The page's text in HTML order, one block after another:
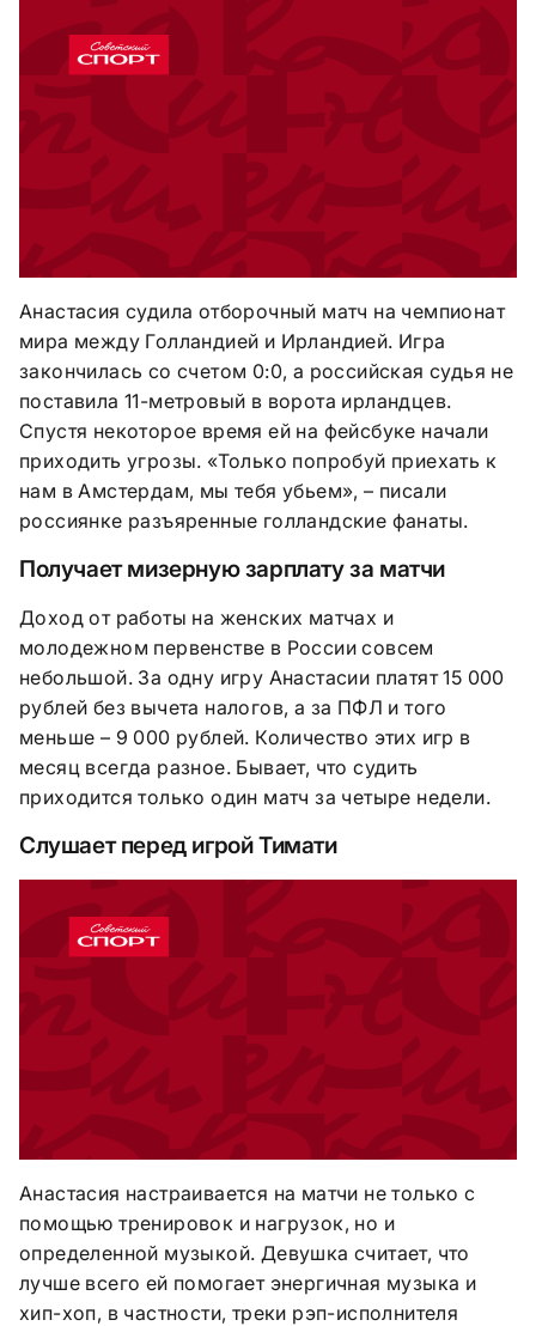
Анастасия судила отборочный матч на чемпионат
мира между Голландией и Ирландией. Игра
закончилась со счетом 0:0, а российская судья не
поставила 11-метровый в ворота ирландцев.
Спустя некоторое время ей на фейсбуке начали
приходить угрозы. «Только попробуй приехать к
нам в Амстердам, мы тебя убьем», – писали
россиянке разъяренные голландские фанаты.
Получает мизерную зарплату за матчи
Доход от работы на женских матчах и
молодежном первенстве в России совсем
небольшой. За одну игру Анастасии платят 15 000
рублей без вычета налогов, а за ПФЛ и того
меньше – 9 000 рублей. Количество этих игр в
месяц всегда разное. Бывает, что судить
приходится только один матч за четыре недели.
Слушает перед игрой Тимати
Анастасия настраивается на матчи не только с
помощью тренировок и нагрузок, но и
определенной музыкой. Девушка считает, что
лучше всего ей помогает энергичная музыка и
хип-хоп, в частности, треки рэп-исполнителя